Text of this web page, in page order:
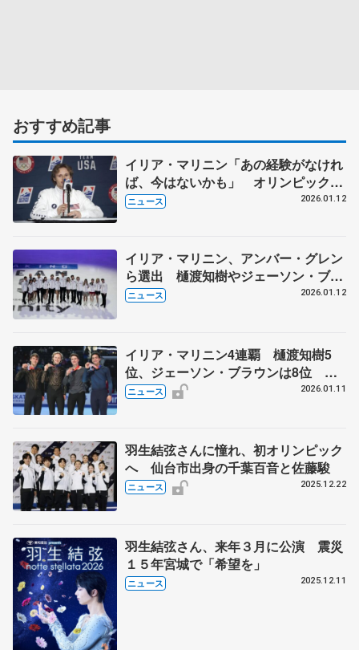
おすすめ記事
イリア・マリニン「あの経験がなけれ
ば、今はないかも」 オリンピック初
代表に気持ち高ぶらせる
ニュース 2026.01.12
イリア・マリニン、アンバー・グレン
ら選出 樋渡知樹やジェーソン・ブラ
ウンは落選 オリンピック米国代表
ニュース 2026.01.12
イリア・マリニン4連覇 樋渡知樹5
位、ジェーソン・ブラウンは8位 オ
リンピック代表選考の全米フィギュア
ニュース 2026.01.11
羽生結弦さんに憧れ、初オリンピック
へ 仙台市出身の千葉百音と佐藤駿
ニュース 2025.12.22
羽生結弦さん、来年３月に公演 震災
１５年宮城で「希望を」
ニュース 2025.12.11